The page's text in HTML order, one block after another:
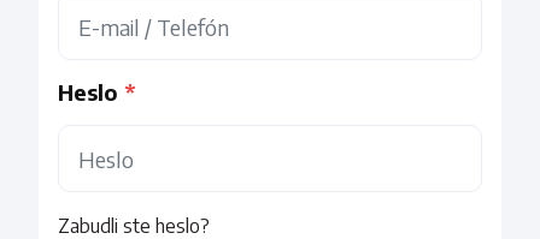
Heslo
Zabudli ste heslo?